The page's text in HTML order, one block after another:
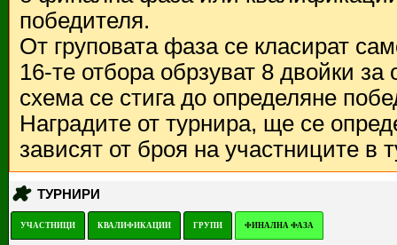
победителя.
От груповата фаза се класират
16-те отбора обрзуват 8 двойки
схема се стига до определяне
Наградите от турнира, ще се
зависят от броя на участниците в
ТУРНИРИ
УЧАСТНИЦИ КВАЛИФИКАЦИИ ГРУПИ ФИНАЛНА ФАЗА